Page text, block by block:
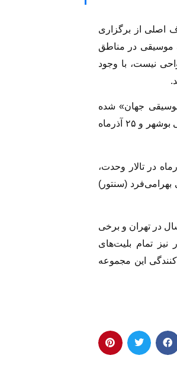
اصلی از برگزاری
موسیقی در مناطق
نیست، با وجود
جهان» شده
است، ۲۰ و ۲۱ آذرماه در تالار حافظ شیراز، ۲۳ آذرماه در سالن سینما شهید آوینی بوشهر و ۲۵ آذرماه
برگزاری کنسرت‌های دونوازی‌اش همراه اردال ارزنجان از ۱۳ تا ۱۶ آذرماه در تالار وحدت،
بهرامی‌فرد (سنتور)
در تهران و برخی
تمام بلیت‌های
تهیه‌کنندگی این مجموعه